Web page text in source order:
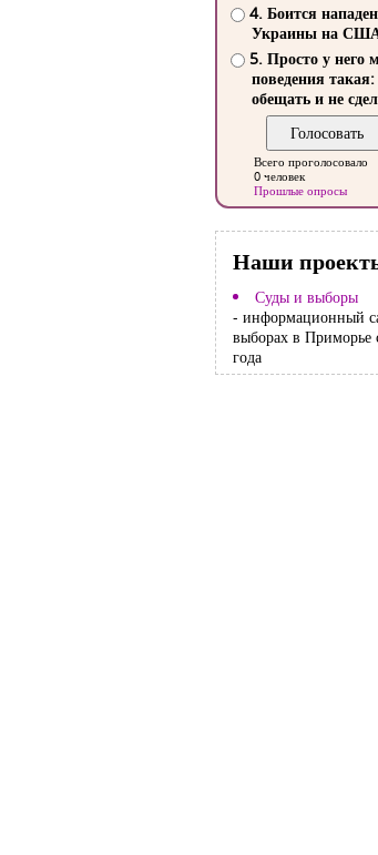
4. Боится
Украины на
5. Просто у него
поведения такая:
обещать и не
Всего проголосовало
0 человек
Прошлые опросы
Наши
Суды и выборы
- информационный
выборах в Приморье
года